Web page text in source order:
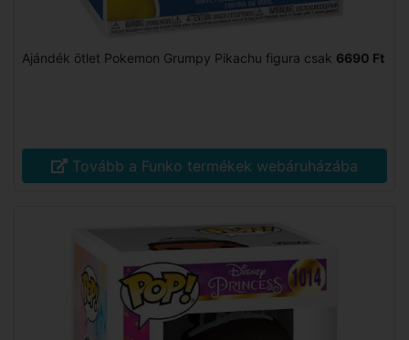
Ajándék ötlet Pokemon Grumpy Pikachu figura csak 6690 Ft
Tovább a Funko termékek webáruházába